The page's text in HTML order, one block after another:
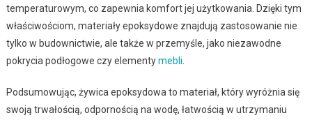
temperaturowym, co zapewnia komfort jej użytkowania. Dzięki tym
właściwościom, materiały epoksydowe znajdują zastosowanie nie
tylko w budownictwie, ale także w przemyśle, jako niezawodne
pokrycia podłogowe czy elementymebli
Podsumowując, żywica epoksydowa to materiał, który wyróżnia się
swoją trwałością, odpornością na wodę, łatwością w utrzymaniu